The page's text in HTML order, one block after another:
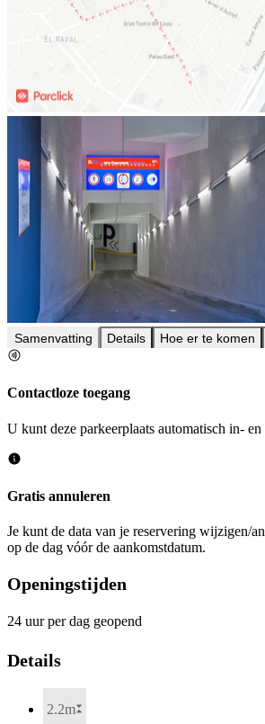
Samenvatting Details Hoe er te komen
Contactloze toegang
U kunt deze parkeerplaats automatisch in-
Gratis annuleren
Je kunt de data van je reservering wijzigen/
op de dag vóór de aankomstdatum.
Openingstijden
24 uur per dag geopend
Details
2.2m